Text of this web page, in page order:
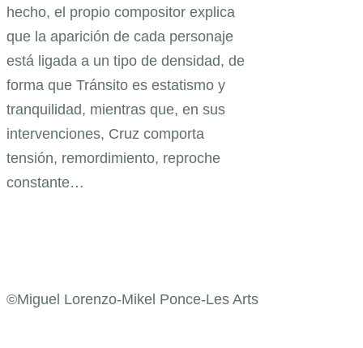
hecho, el propio compositor explica
que la aparición de cada personaje
está ligada a un tipo de densidad, de
forma que Tránsito es estatismo y
tranquilidad, mientras que, en sus
intervenciones, Cruz comporta
tensión, remordimiento, reproche
constante…
©Miguel Lorenzo-Mikel Ponce-Les Arts